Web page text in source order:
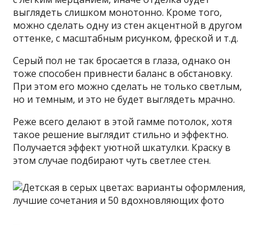
выглядеть слишком монотонно. Кроме того,
можно сделать одну из стен акцентной в другом
оттенке, с масштабным рисунком, фреской и т.д.
Серый пол не так бросается в глаза, однако он
тоже способен привнести баланс в обстановку.
При этом его можно сделать не только светлым,
но и темным, и это не будет выглядеть мрачно.
Реже всего делают в этой гамме потолок, хотя
такое решение выглядит стильно и эффектно.
Получается эффект уютной шкатулки. Краску в
этом случае подбирают чуть светлее стен.